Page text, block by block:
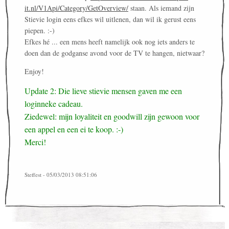
it.nl/V1Api/Category/GetOverview/ staan. Als iemand zijn
Stievie login eens efkes wil uitlenen, dan wil ik gerust eens
piepen. :-)
Efkes hé ... een mens heeft namelijk ook nog iets anders te
doen dan de godganse avond voor de TV te hangen, nietwaar?
Enjoy!
Update 2: Die lieve stievie mensen gaven me een
loginneke cadeau.
Ziedewel: mijn loyaliteit en goodwill zijn gewoon voor
een appel en een ei te koop. :-)
Merci!
Steffest - 05/03/2013 08:51:06